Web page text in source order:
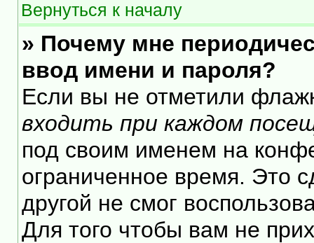
Вернуться к началу
» Почему мне
ввод имени и пароля?
Если вы не отметили
входить при каждом
под своим именем на
ограниченное время. Это
другой не смог
Для того чтобы вам не